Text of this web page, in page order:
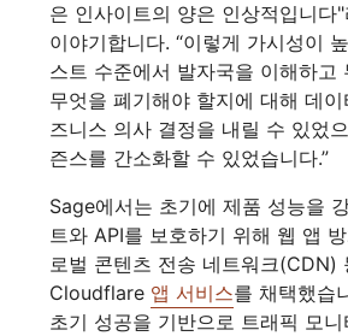
은 인사이트의 양은 인상적입니다
이야기합니다. “이렇게 가시성이
스트 수준에서 발자국을 이해하고
무엇을 폐기해야 할지에 대해 데
즈니스 의사 결정을 내릴 수 있었
즌스를 간소화할 수 있었습니다.”
Sage에서는 초기에 제품 성능을
트와 API를 보호하기 위해 웹 앱
로벌 콘텐츠 전송 네트워크(CDN)
Cloudflare 앱 서비스를 채택했습
초기 성공을 기반으로 트래픽 모